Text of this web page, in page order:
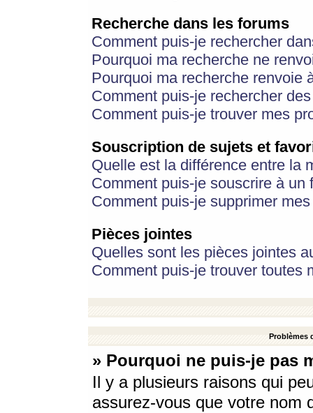
Recherche dans les forums
Comment puis-je rechercher
Pourquoi ma recherche ne
Pourquoi ma recherche renvoie
Comment puis-je rechercher
Comment puis-je trouver mes
Souscription de sujets et
Quelle est la différence entre la
Comment puis-je souscrire à
Comment puis-je supprimer
Pièces jointes
Quelles sont les pièces jointes
Comment puis-je trouver toutes
Problèmes
» Pourquoi ne puis-je pas
Il y a plusieurs raisons qui
assurez-vous que votre nom